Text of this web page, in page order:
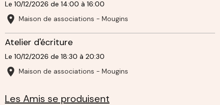
Le 10/12/2026 de 14:00 à 16:00
Maison de associations - Mougins
Atelier d'écriture
Le 10/12/2026 de 18:30 à 20:30
Maison de associations - Mougins
Les Amis se produisent